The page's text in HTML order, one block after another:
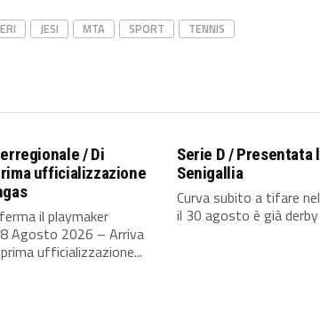
JESI MTA SPORT TENNIS
/ Di
ufficializzazione
il playmaker
8 Agosto 2026 – Arriva
ufficializzazione...
Serie D / Presentata
Senigallia
Curva subito a tifare
il 30 agosto è già derby